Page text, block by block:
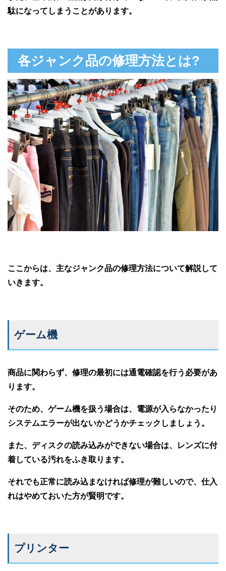
駄になってしまうことがあります。
各ジャンク品の修理方法とは?
ここからは、主なジャンク品の修理方法について解説して
いきます。
ゲーム機
商品に関わらず、修理の最初には通電確認を行う必要があ
ります。
そのため、ゲーム機を扱う場合は、電源が入らなかったり
システムエラーが出ないかどうかチェックしましょう。
また、ディスクの読み込みができない場合は、レンズに付
着している汚れをふき取ります。
それでも正常に読み込まなければ修理が難しいので、仕入
れはやめておいた方が賢明です。
プリンター